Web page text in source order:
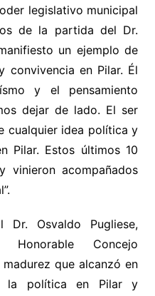
legislativo municipal
de la partida del Dr.
un ejemplo de
convivencia en Pilar. Él
y el pensamiento
dejar de lado. El ser
cualquier idea política y
Pilar. Estos últimos 10
vinieron acompañados
Dr. Osvaldo Pugliese,
Concejo
que alcanzó en
la política en Pilar y